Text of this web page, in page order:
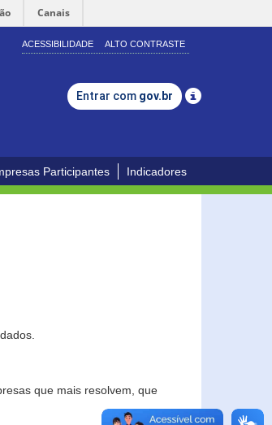
Canais
ACESSIBILIDADE ALTO CONTRASTE
Entrar com gov.br
Participantes Indicadores
que mais resolvem, que